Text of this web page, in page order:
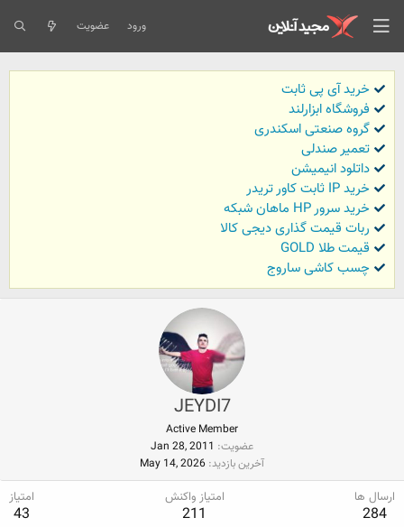
ورود عضویت
خرید آی پی ثابت
فروشگاه ابزارلند
گروه صنعتی اسکندری
تعمیر صندلی
داتلود انیمیشن
خرید IP ثابت کاور تریدر
خرید سرور HP ماهان شبکه
ربات قیمت گذاری دیجی کالا
قیمت طلا GOLD
چسب کاشی ساروج
JEYDI7
Active Member
عضویت Jan 28, 2011
آخرین بازدید May 14, 2026
ارسال ها
284
امتیاز واکنش
211
امتیاز
43